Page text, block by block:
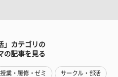
」カテゴリの
の記事を見る
授業・履修・ゼミ サークル・部活